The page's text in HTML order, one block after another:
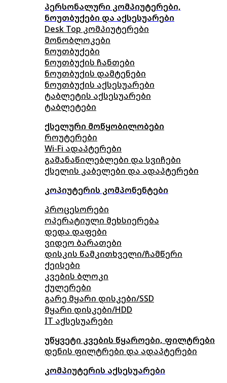
პერსონალური კომპიუტერები,
ნოუთბუქები და აქსესუარები
Desk Top კომპიუტერები
მონობლოკები
ნოუთბუქები
ნოუთბუქის ჩანთები
ნოუთბუქის დამტენები
ნოუთბუქის აქსესუარები
ტაბლეტის აქსესუარები
ტაბლეტები
ქსელური მოწყობილობები
როუტერები
Wi-Fi ადაპტერები
გამანაწილებლები და სვიჩები
ქსელის კაბელები და ადაპტერები
კოპიუტერის კომპონენტები
პროცესორები
ოპერატიული მეხსიერება
დედა დაფები
ვიდეო ბარათები
დისკის წამკითხველი/ჩამწერი
ქეისები
კვების ბლოკი
ქულერები
გარე მყარი დისკები/SSD
მყარი დისკები/HDD
IT აქსესუარები
უწყვეტი კვების წყაროები, ფილტრები
დენის ფილტრები და ადაპტერები
კომპიუტერის აქსესუარები